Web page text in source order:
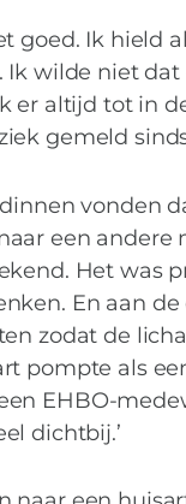
goed. Ik hield
Ik wilde niet
er altijd tot in
gemeld
vonden
een andere
Het was
En aan
zodat de
pompte als
EHBO-
dichtbij.’